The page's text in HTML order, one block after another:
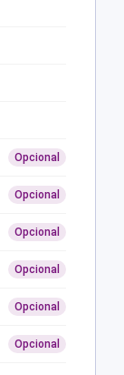
Opcional
Opcional
Opcional
Opcional
Opcional
Opcional